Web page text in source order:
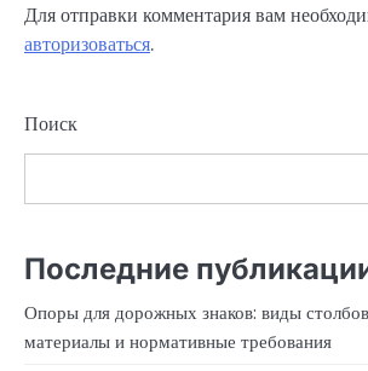
Для отправки комментария вам
авторизоваться.
Поиск
Последние
Опоры для дорожных знаков: виды
материалы и нормативные требования